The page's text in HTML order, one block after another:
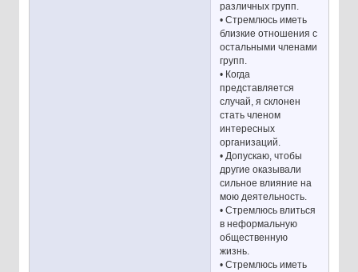
различных групп.
• Стремлюсь иметь
близкие отношения с
остальными членами
групп.
• Когда
представляется
случай, я склонен
стать членом
интересных
организаций.
• Допускаю, чтобы
другие оказывали
сильное влияние на
мою деятельность.
• Стремлюсь влиться
в неформальную
общественную
жизнь.
• Стремлюсь иметь